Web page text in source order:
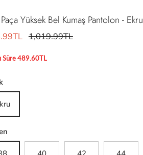
Yüksek Bel Kumaş Pantolon - Ekru
1,019.99TL
Süre 489.60TL